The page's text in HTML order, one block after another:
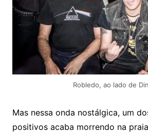
Robledo, ao lado de
Mas nessa onda nostálgica, um
positivos acaba morrendo na